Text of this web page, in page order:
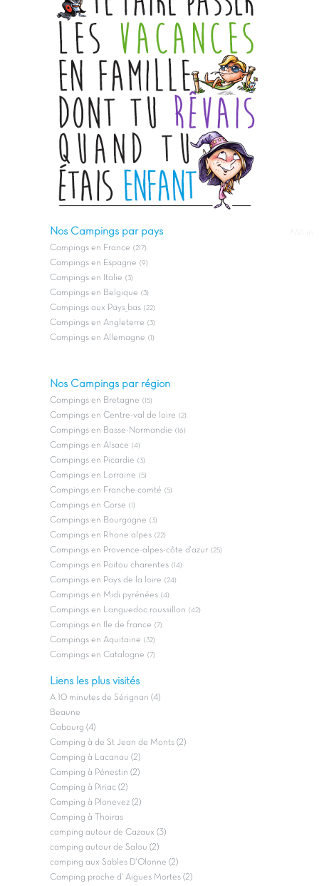
Nos Campings par pays
Campings en France (217)
Campings en Espagne (9)
Campings en Italie (3)
Campings en Belgique (3)
Campings aux Pays_bas (22)
Campings en Angleterre (3)
Campings en Allemagne (1)
Nos Campings par région
Campings en Bretagne (15)
Campings en Centre-val de loire (2)
Campings en Basse-Normandie (16)
Campings en Alsace (4)
Campings en Picardie (3)
Campings en Lorraine (5)
Campings en Franche comté (5)
Campings en Corse (1)
Campings en Bourgogne (3)
Campings en Rhone alpes (22)
Campings en Provence-alpes-côte d'azur (25)
Campings en Poitou charentes (14)
Campings en Pays de la loire (24)
Campings en Midi pyrénées (4)
Campings en Languedoc roussillon (42)
Campings en Ile de france (7)
Campings en Aquitaine (32)
Campings en Catalogne (7)
Liens les plus visités
A 10 minutes de Sérignan (4)
Beaune
Cabourg (4)
Camping à de St Jean de Monts (2)
Camping à Lacanau (2)
Camping à Pénestin (2)
Camping à Piriac (2)
Camping à Plonevez (2)
Camping à Thoiras
camping autour de Cazaux (3)
camping autour de Salou (2)
camping aux Sables D'Olonne (2)
Camping proche d' Aigues Mortes (2)